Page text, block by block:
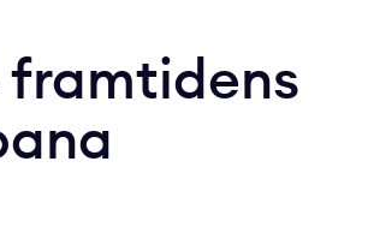
framtidens